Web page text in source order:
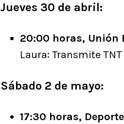
Jueves 30 de abril:
20:00 horas, Unión
Laura: Transmite
Sábado 2 de mayo:
17:30 horas,